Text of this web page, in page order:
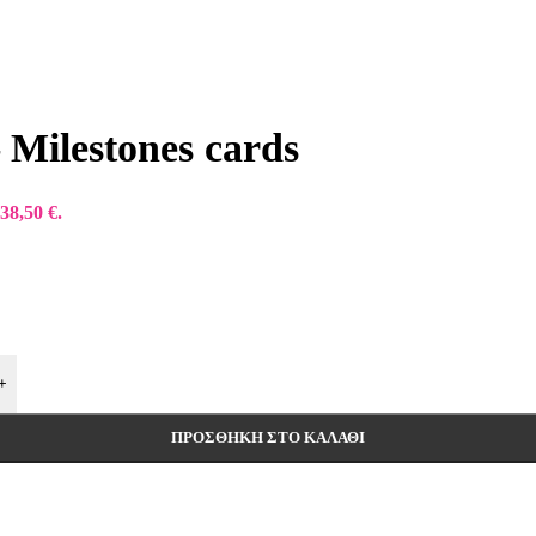
Milestones cards
€.
ΠΡΟΣΘΉΚΗ ΣΤΟ ΚΑΛΆΘΙ